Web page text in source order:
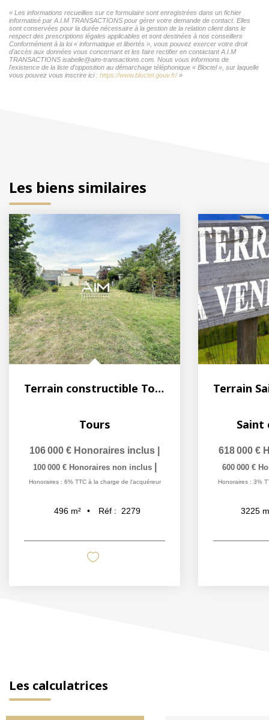
« Les informations recueillies sur ce formulaire sont enregistrées dans un fichier
informatisé par A.I.M TRANSACTIONS pour gérer votre demande de contact. Elles
sont conservées pour la durée nécessaire à la gestion de la relation client dans le
respect des prescriptions légales applicables et sont destinées à nos conseillers
Conformément à la loi « informatique et libertés », vous pouvez exercer votre droit
d'accès aux données vous concernant et les faire rectifier en contactant A.I.M
TRANSACTIONS isabelle@aim-transactions.com. Nous vous informons de
l'existence de la liste d'opposition au démarchage téléphonique « Bloctel », sur laquelle
vous pouvez vous inscrire ici : https://www.bloctel.gouv.fr/»
Les biens similaires
Terrain constructible Tours nord
Tours
106 000 € Honoraires inclus
100 000 € Honoraires non inclus
Honoraires : 6% TTC à la charge de l'acquéreur
496 m² Réf : 2279
Saint
618 000 €
600 000 €
Honoraires : 3%
3225
Les calculatrices